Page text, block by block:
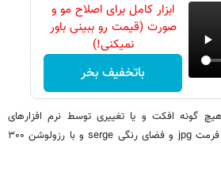
ابزار کامل برای اصلاح مو و
صورت (قیمت رو ببینی باور
نمیکنی!)
باتخفیف بخر
افکت و یا تغییری توسط نرم افزارهای
گرافیکی صورت نگیرد و آثار با فرمت jpg و فضای رنگی serge و با رزولوشن ۳۰۰